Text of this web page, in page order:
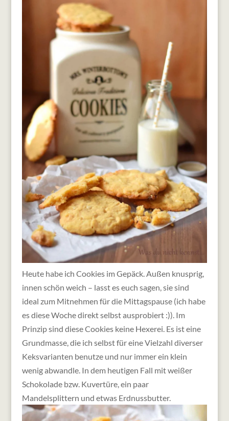
Heute habe ich Cookies im Gepäck. Außen knusprig,
innen schön weich – lasst es euch sagen, sie sind
ideal zum Mitnehmen für die Mittagspause (ich habe
es diese Woche direkt selbst ausprobiert :)). Im
Prinzip sind diese Cookies keine Hexerei. Es ist eine
Grundmasse, die ich selbst für eine Vielzahl diverser
Keksvarianten benutze und nur immer ein klein
wenig abwandle. In dem heutigen Fall mit weißer
Schokolade bzw. Kuvertüre, ein paar
Mandelsplittern und etwas Erdnussbutter.